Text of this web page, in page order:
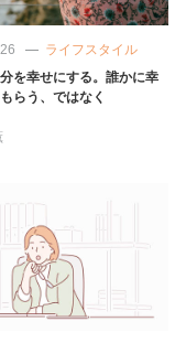
ライフスタイル
を幸せにする。誰かに幸
らう、ではなく